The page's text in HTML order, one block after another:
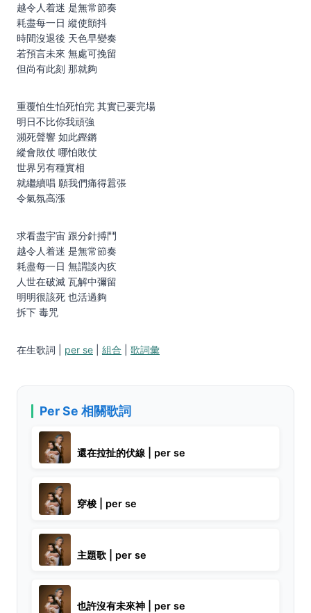
越令人着迷 是無常節奏
耗盡每一日 縱使顫抖
時間沒退後 天色早變奏
若預言未來 無處可挽留
但尚有此刻 那就夠
重覆怕生怕死怕完 其實已要完場
明日不比你我頑強
瀕死聲響 如此鏗鏘
縱會敗仗 哪怕敗仗
世界另有種實相
就繼續唱 願我們痛得囂張
令氣氛高漲
求看盡宇宙 跟分針搏鬥
越令人着迷 是無常節奏
耗盡每一日 無謂談內疚
人世在破滅 瓦解中彌留
明明很該死 也活過夠
拆下 毒咒
在生歌詞 | per se 組合 歌詞彙
Per Se 相關歌詞
還在拉扯的伏線 | per se
穿梭 | per se
主題歌 | per se
也許沒有未來神 | per se